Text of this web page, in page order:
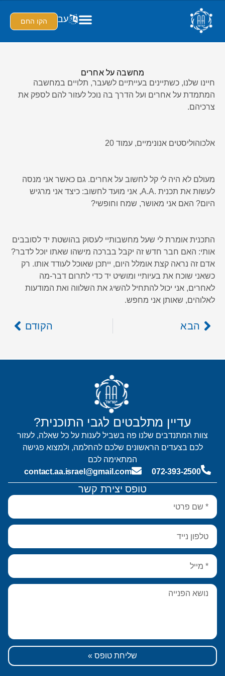
הקו החם עב
מחשבה על אחרים
חיינו שלנו, כשתיינים בעייתיים לשעבר, תלויים במחשבה
המתמדת על אחרים ועל הדרך בה נוכל לעזור להם לספק את
צרכיהם.
אלכוהוליסטים אנונימיים, עמוד 20
מעולם לא היה לי קל לחשוב על אחרים. גם כאשר אני מנסה
לעשות את תכנית .A.A, אני מוּעד לחשוב: כיצד אני מרגיש
היום? האם אני מאושר, שמח וחופשי?
התכנית אומרת לי שעל מחשבותיי לעסוק בהושטת יד לסובבים
אותי: האם חבר חדש זה יקבל בברכה מישהו שאתו יוכל לדבר?
אדם זה נראה קצת אומלל היום, ייתכן שאוכל לעודד אותו. רק
כשאני שוכח את בעיותיי ומושיט יד כדי לתרום דבר-מה
לאחרים, אני יכול להתחיל להשיג את השלווה ואת המודעות
לאלוהים, שאותן אני מחפש.
הבא הקודם
טופס יצירת קשר
שליחת טופס »
עדיין מתלבטים לגבי התוכנית?
צוות המתנדבים שלנו פה בשביל לענות על כל שאלה, לעזור
לכם בצעדים הראשונים שלכם להחלמה, ולמצוא פגישה
המתאימה לכם
072-393-2500
contact.aa.israel@gmail.com